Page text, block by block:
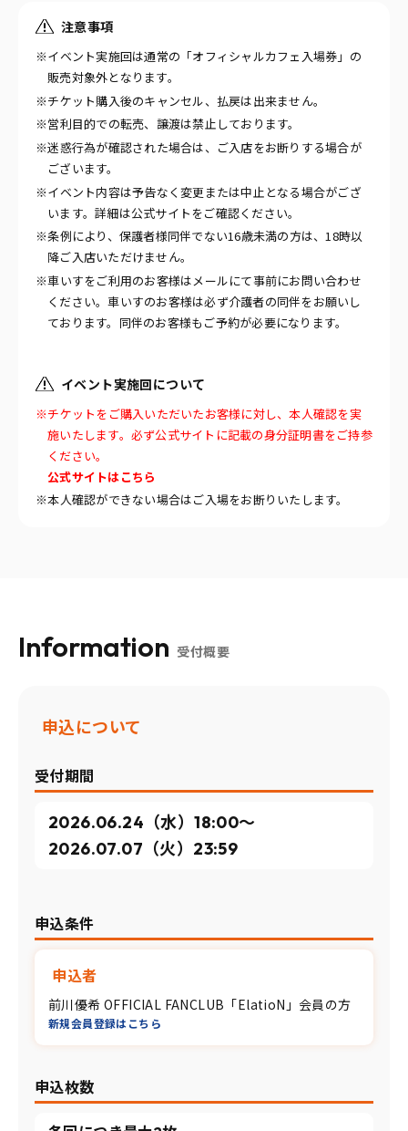
注意事項
※イベント実施回は通常の「オフィシャルカフェ入場券」の
販売対象外となります。
※チケット購入後のキャンセル、払戻は出来ません。
※営利目的での転売、譲渡は禁止しております。
※迷惑行為が確認された場合は、ご入店をお断りする場合が
ございます。
※イベント内容は予告なく変更または中止となる場合がござ
います。詳細は公式サイトをご確認ください。
※条例により、保護者様同伴でない16歳未満の方は、18時以
降ご入店いただけません。
※車いすをご利用のお客様はメールにて事前にお問い合わせ
ください。車いすのお客様は必ず介護者の同伴をお願いし
ております。同伴のお客様もご予約が必要になります。
イベント実施回について
※チケットをご購入いただいたお客様に対し、本人確認を実
施いたします。必ず公式サイトに記載の身分証明書をご持参
ください。
公式サイトはこちら
※本人確認ができない場合はご入場をお断りいたします。
Information 受付概要
申込について
受付期間
2026.06.24（水）18:00〜
2026.07.07（火）23:59
申込条件
申込者
前川優希 OFFICIAL FANCLUB「ElatioN」会員の方
新規会員登録はこちら
申込枚数